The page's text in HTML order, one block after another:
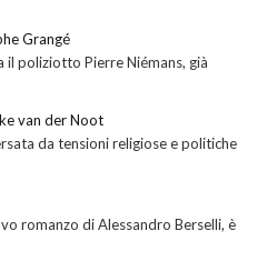
Grangé
il poliziotto Pierre Niémans, già
van der Noot
da tensioni religiose e politiche
romanzo di Alessandro Berselli, è